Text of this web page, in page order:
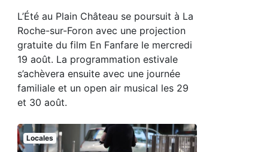
L’Été au Plain Château se poursuit à La
Roche-sur-Foron avec une projection
gratuite du film En Fanfare le mercredi
19 août. La programmation estivale
s’achèvera ensuite avec une journée
familiale et un open air musical les 29
et 30 août.
Locales